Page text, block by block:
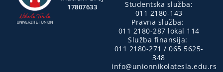
17807633
Studentska služba:
011 2180-143
Pravna služba:
011 2180-287 lokal 114
Služba finansija:
011 2180-271 / 065 5625-
348
info@unionnikolatesla.edu.rs